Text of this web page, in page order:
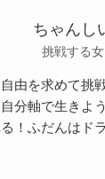
ちゃんし
挑戦する女
由を求めて挑
分軸で生きよ
！ふだんはド